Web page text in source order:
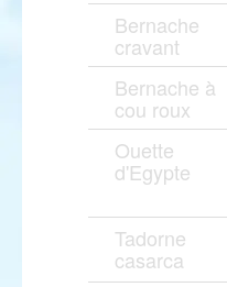
Bernache
cravant
Bernache à
cou roux
Ouette
d'Egypte
Tadorne
casarca